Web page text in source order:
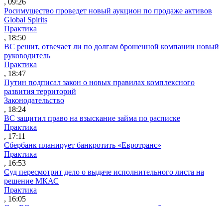
Росимущество проведет новый аукцион по продаже активов
Global Spirits
Практика
, 18:50
ВС решит, отвечает ли по долгам брошенной компании новый
руководитель
Практика
, 18:47
Путин подписал закон о новых правилах комплексного
развития территорий
Законодательство
, 18:24
ВС защитил право на взыскание займа по расписке
Практика
, 17:11
Сбербанк планирует банкротить «Евротранс»
Практика
, 16:53
Суд пересмотрит дело о выдаче исполнительного листа на
решение МКАС
Практика
, 16:05